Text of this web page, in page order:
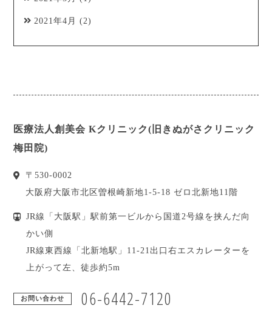
2021年4月 (2)
医療法人創美会 Kクリニック(旧きぬがさクリニック
梅田院)
〒530-0002
大阪府大阪市北区曽根崎新地1-5-18 ゼロ北新地11階
JR線「大阪駅」駅前第一ビルから国道2号線を挟んだ向
かい側
JR線東西線「北新地駅」11-21出口右エスカレーターを
上がって左、徒歩約5m
お問い合わせ 06-6442-7120